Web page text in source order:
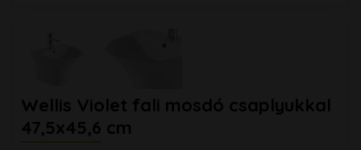
Wellis Violet fali mosdó csaplyukkal
47,5x45,6 cm